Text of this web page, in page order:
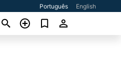
Português English